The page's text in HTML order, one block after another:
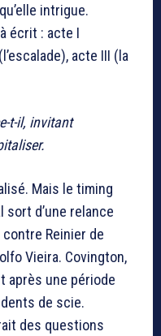
intrigue.
écrit : acte I
acte III (la
t-il, invitant
Mais le timing
d’une relance
Reinier de
Vieira. Covington,
après une période
de scie.
des questions